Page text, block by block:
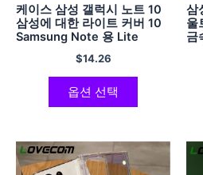
케이스 삼성 갤럭시 노트 10
삼성에 대한 라이트 커버 10
Samsung Note 용 Lite
Coque Bumper 소프트 TPU
케이스 10 라이트 펀드
$14.26
옵션 선택
삼
울
금